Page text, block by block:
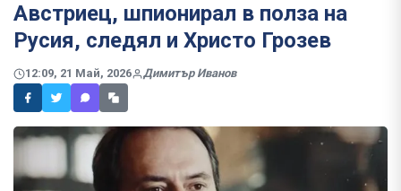
Австриец, шпионирал в полза на
Русия, следял и Христо Грозев
12:09, 21 Май, 2026 Димитър Иванов